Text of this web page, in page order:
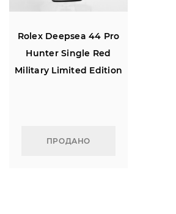
Rolex Deepsea 44 Pro
Hunter Single Red
Military Limited Edition
ПРОДАНО